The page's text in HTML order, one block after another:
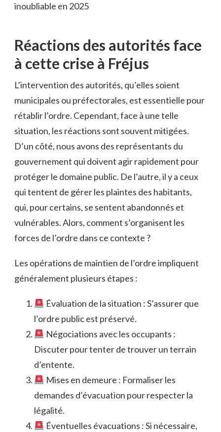
inoubliable en 2025
Réactions des autorités face
à cette crise à Fréjus
L’intervention des autorités, qu’elles soient
municipales ou préfectorales, est essentielle pour
rétablir l’ordre. Cependant, face à une telle
situation, les réactions sont souvent mitigées.
D’un côté, nous avons des représentants du
gouvernement qui doivent agir rapidement pour
protéger le domaine public. De l’autre, il y a ceux
qui tentent de gérer les plaintes des habitants,
qui, pour certains, se sentent abandonnés et
vulnérables. Alors, comment s’organisent les
forces de l’ordre dans ce contexte ?
Les opérations de maintien de l’ordre impliquent
généralement plusieurs étapes :
Évaluation de la situation : S’assurer que
l’ordre public est préservé.
Négociations avec les occupants :
Discuter pour tenter de trouver un terrain
d’entente.
Mises en demeure : Formaliser les
demandes d’évacuation pour respecter la
légalité.
Éventuelles évacuations : Si nécessaire,